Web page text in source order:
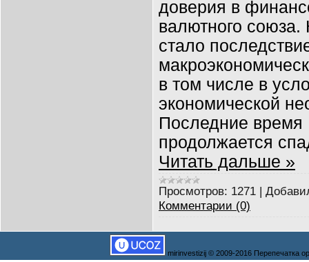
доверия в
валютного союза.
стало
в том числе в
экономической
Последние
продолжается
Читать дальше »
Просмотров: 1271 |
Комментарии (0)
mirinvestizij © 2009-2016 Перепечатка